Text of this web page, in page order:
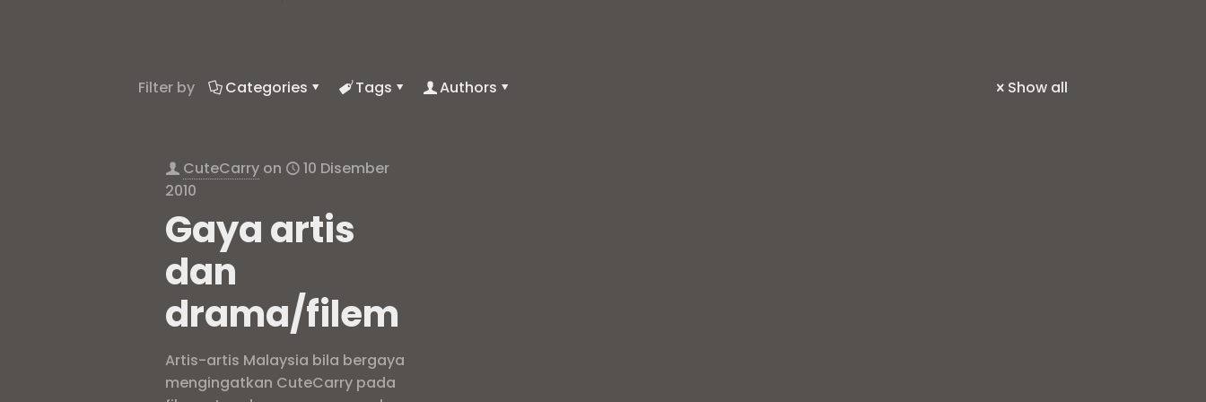
Filter by Categories Tags Authors Show all
CuteCarry on
10 Disember
2010
Gaya artis
dan
drama/filem
Artis-artis Malaysia bila bergaya
mengingatkan CuteCarry pada